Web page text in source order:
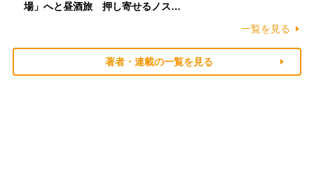
場」へと昼酒旅 押し寄せるノス…
一覧を見る
著者・連載の一覧を見る